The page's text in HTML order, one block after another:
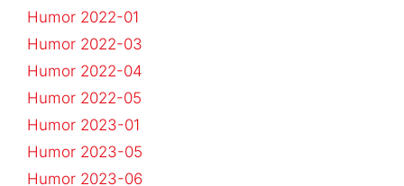
Humor 2022-01
Humor 2022-03
Humor 2022-04
Humor 2022-05
Humor 2023-01
Humor 2023-05
Humor 2023-06